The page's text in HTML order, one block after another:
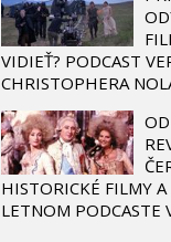
VIDIEŤ? PODCAST
CHRISTOPHERA
HISTORICKÉ FILMY A
LETNOM PODCASTE